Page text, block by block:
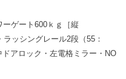
ーゲート600ｋｇ［縦
ッシングレール2段（55：
アロック・左電格ミラー・NO